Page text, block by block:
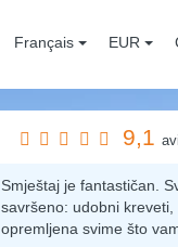
Français EUR
9,1
Smještaj je fantastičan.
savršeno: udobni kreveti,
opremljena svime što vam
Previous